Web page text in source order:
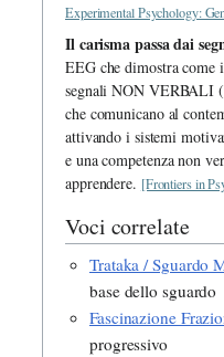
Experimental Psychology:
Il carisma passa dai
EEG che dimostra come
segnali NON VERBALI
che comunicano al
attivando i sistemi
e una competenza non
apprendere. [Frontiers in
Voci correlate
Trataka / Sguardo
base dello sguardo
Fascinazione
progressivo